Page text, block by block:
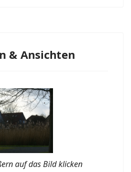
& Ansichten
auf das Bild klicken